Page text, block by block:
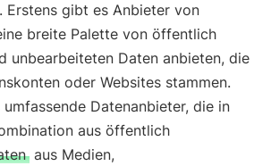
Erstens gibt es Anbieter von
breite Palette von öffentlich
unbearbeiteten Daten anbieten, die
oder Websites stammen.
Datenanbieter, die in
aus öffentlich
aus Medien,